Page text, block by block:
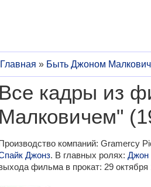
Главная » Быть Джоном
Все кадры из
Малковичем"
компаний: Gramercy
Джонз. В главных ролях: Джон
фильма в прокат: 29